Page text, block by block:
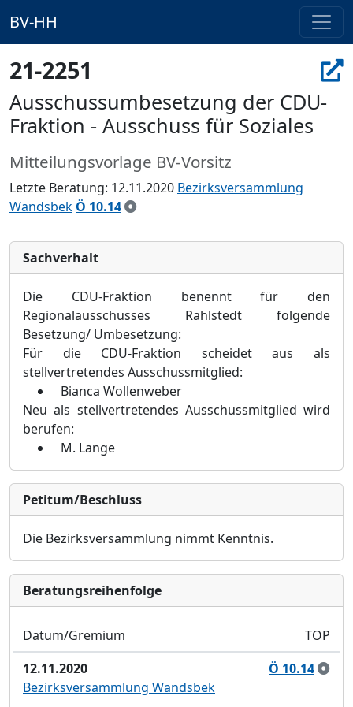
BV-HH
21-2251
Ausschussumbesetzung der CDU-
Fraktion - Ausschuss für Soziales
Mitteilungsvorlage BV-Vorsitz
Letzte Beratung: 12.11.2020 Bezirksversammlung
Wandsbek Ö 10.14
Sachverhalt
Die CDU-Fraktion benennt für den
Regionalausschusses Rahlstedt folgende
Besetzung/ Umbesetzung:
Für die CDU-Fraktion scheidet aus als
stellvertretendes Ausschussmitglied:
Bianca Wollenweber
Neu als stellvertretendes Ausschussmitglied wird
berufen:
M. Lange
Petitum/Beschluss
Die Bezirksversammlung nimmt Kenntnis.
Bera­tungs­reihen­folge
Datum/Gremium
TOP
12.11.2020
Ö 10.14
Bezirksversammlung Wandsbek